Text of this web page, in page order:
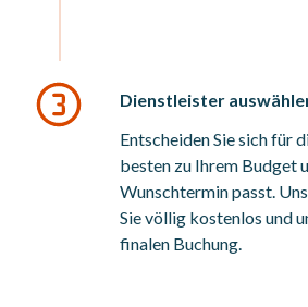
Dienstleister
Entscheiden Sie sich für
besten zu Ihrem Budget
Wunschtermin passt.
Sie völlig kostenlos und
finalen Buchung.